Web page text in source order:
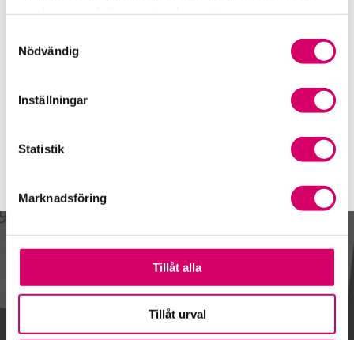
Nödvändig
Inställningar
Statistik
Marknadsföring
Tillåt alla
Tillåt urval
023-77 71 40
Webbadress
Kalendarium